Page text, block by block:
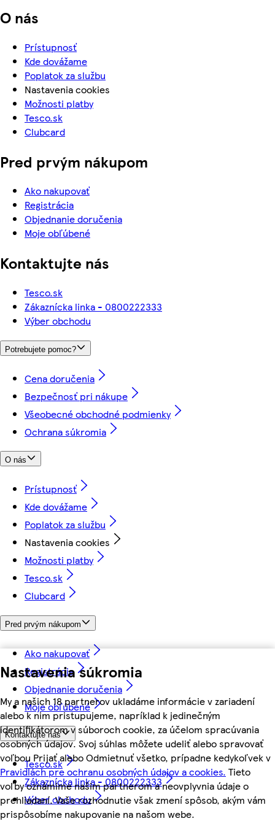
Nastavenia súkromia
My a našich 18 partnerov ukladáme informácie v zariadení
alebo k nim pristupujeme, napríklad k jedinečným
identifikátorom v súboroch cookie, za účelom spracúvania
osobných údajov. Svoj súhlas môžete udeliť alebo spravovať
voľbou Prijať alebo Odmietnuť všetko, prípadne kedykoľvek v
Pravidlách pre ochranu osobných údajov a cookies. Tieto
voľby oznámime našim partnerom a neovplyvnia údaje o
prehliadaní. Vaše rozhodnutie však zmení spôsob, akým vám
prispôsobíme nakupovanie na našom webe.
O nás
Prístupnosť
Kde dovážame
Poplatok za službu
Nastavenia cookies
Možnosti platby
Tesco.sk
Clubcard
Pred prvým nákupom
Ako nakupovať
Registrácia
Objednanie doručenia
Moje obľúbené
Kontaktujte nás
Tesco.sk
Zákaznícka linka - 0800222333
Výber obchodu
Potrebujete pomoc?
Cena doručenia
Bezpečnosť pri nákupe
Všeobecné obchodné podmienky
Ochrana súkromia
O nás
Prístupnosť
Kde dovážame
Poplatok za službu
Nastavenia cookies
Možnosti platby
Tesco.sk
Clubcard
Pred prvým nákupom
Ako nakupovať
Registrácia
Objednanie doručenia
Moje obľúbené
Kontaktujte nás
Tesco.sk
Zákaznícka linka - 0800222333
Výber obchodu